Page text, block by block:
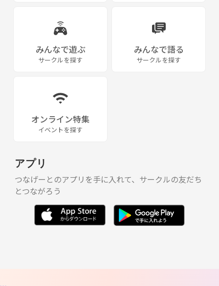
みんなで遊ぶ
サークルを探す
みんなで語る
サークルを探す
オンライン特集
イベントを探す
アプリ
つなげーとのアプリを手に入れて、サークルの友だち
とつながろう